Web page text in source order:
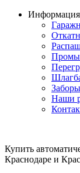
Информация
Заборы
Наши
Купить
Краснодаре и